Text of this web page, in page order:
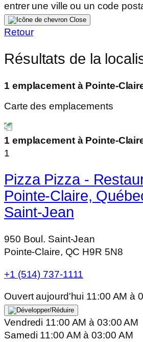
entrer une ville ou un code
Close
Retour
Résultats de la
1 emplacement à Pointe-
Carte des emplacements
1 emplacement à Pointe-
1
Pizza Pizza -
Pointe-Claire,
Saint-Jean
950 Boul. Saint-Jean
Pointe-Claire, QC H9R 5N8
+1 (514) 737-1111
Ouvert aujourd'hui 11:00 AMà
Vendredi 11:00 AMà 03:00 AM
Samedi 11:00 AMà 03:00 AM